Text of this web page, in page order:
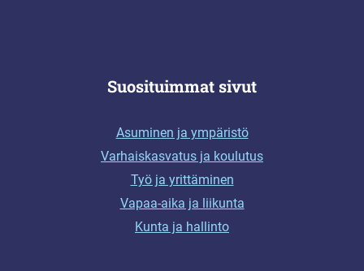
Suosituimmat sivut
Asuminen ja ympäristö
Varhaiskasvatus ja koulutus
Työ ja yrittäminen
Vapaa-aika ja liikunta
Kunta ja hallinto